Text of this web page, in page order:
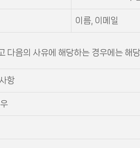
이름, 이메일
음의 사유에 해당하는 경우에는 해
항